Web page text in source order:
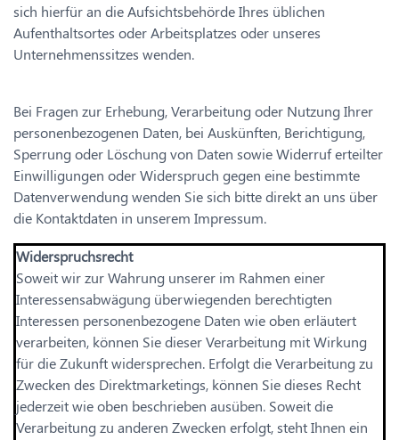
sich hierfür an die Aufsichtsbehörde Ihres üblichen
Aufenthaltsortes oder Arbeitsplatzes oder unseres
Unternehmenssitzes wenden.
Bei Fragen zur Erhebung, Verarbeitung oder Nutzung Ihrer
personenbezogenen Daten, bei Auskünften, Berichtigung,
Sperrung oder Löschung von Daten sowie Widerruf erteilter
Einwilligungen oder Widerspruch gegen eine bestimmte
Datenverwendung wenden Sie sich bitte direkt an uns über
die Kontaktdaten in unserem Impressum.
Widerspruchsrecht
Soweit wir zur Wahrung unserer im Rahmen einer
Interessensabwägung überwiegenden berechtigten
Interessen personenbezogene Daten wie oben erläutert
verarbeiten, können Sie dieser Verarbeitung mit Wirkung
für die Zukunft widersprechen. Erfolgt die Verarbeitung zu
Zwecken des Direktmarketings, können Sie dieses Recht
jederzeit wie oben beschrieben ausüben. Soweit die
Verarbeitung zu anderen Zwecken erfolgt, steht Ihnen ein